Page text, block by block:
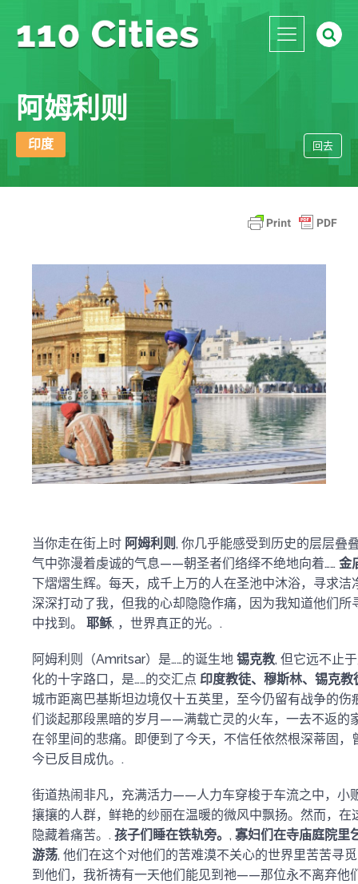
阿姆利则
印度 回去
当你走在街上时 阿姆利则, 你几乎能感受到历史的层层叠
气中弥漫着虔诚的气息——朝圣者们络绎不绝地向着…… 金
下熠熠生辉。每天，成千上万的人在圣池中沐浴，寻求洁
深深打动了我，但我的心却隐隐作痛，因为我知道他们所
中找到。 耶稣, ，世界真正的光。.
阿姆利则（Amritsar）是……的诞生地 锡克教, 但它远不止
化的十字路口，是……的交汇点 印度教徒、穆斯林、锡克教
城市距离巴基斯坦边境仅十五英里，至今仍留有战争的伤
们谈起那段黑暗的岁月——满载亡灵的火车，一去不返的
在邻里间的悲痛。即便到了今天，不信任依然根深蒂固，
今已反目成仇。.
街道热闹非凡，充满活力——人力车穿梭于车流之中，小
攘攘的人群，鲜艳的纱丽在温暖的微风中飘扬。然而，在
隐藏着痛苦。. 孩子们睡在铁轨旁。 , 寡妇们在寺庙庭院里
游荡, 他们在这个对他们的苦难漠不关心的世界里苦苦寻
到他们，我祈祷有一天他们能见到祂——那位永不离弃他